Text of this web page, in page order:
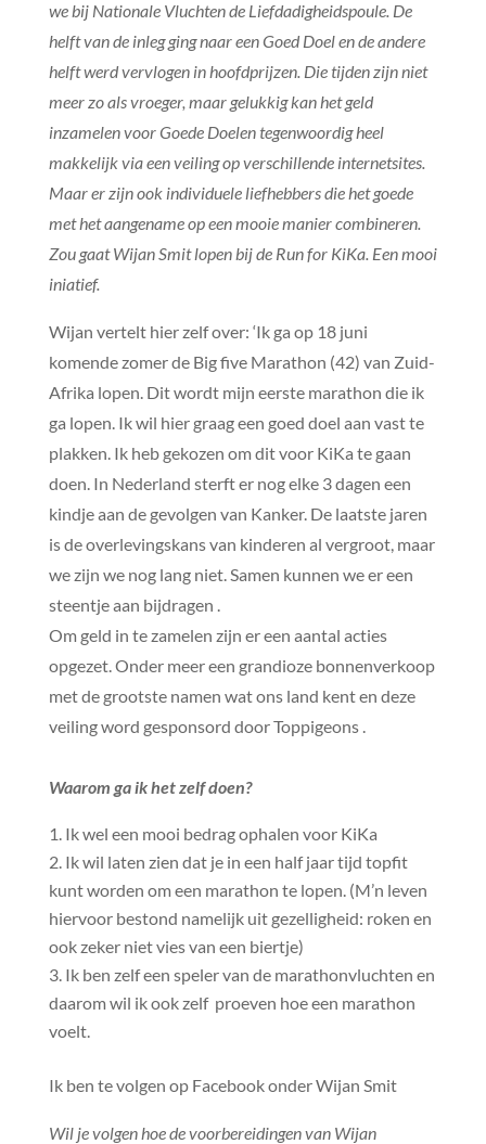
we bij Nationale Vluchten de Liefdadigheidspoule. De
helft van de inleg ging naar een Goed Doel en de andere
helft werd vervlogen in hoofdprijzen. Die tijden zijn niet
meer zo als vroeger, maar gelukkig kan het geld
inzamelen voor Goede Doelen tegenwoordig heel
makkelijk via een veiling op verschillende internetsites.
Maar er zijn ook individuele liefhebbers die het goede
met het aangename op een mooie manier combineren.
Zou gaat Wijan Smit lopen bij de Run for KiKa. Een mooi
iniatief.
Wijan vertelt hier zelf over: ‘Ik ga op 18 juni
komende zomer de Big five Marathon (42) van Zuid-
Afrika lopen. Dit wordt mijn eerste marathon die ik
ga lopen. Ik wil hier graag een goed doel aan vast te
plakken. Ik heb gekozen om dit voor KiKa te gaan
doen. In Nederland sterft er nog elke 3 dagen een
kindje aan de gevolgen van Kanker. De laatste jaren
is de overlevingskans van kinderen al vergroot, maar
we zijn we nog lang niet. Samen kunnen we er een
steentje aan bijdragen .
Om geld in te zamelen zijn er een aantal acties
opgezet. Onder meer een grandioze bonnenverkoop
met de grootste namen wat ons land kent en deze
veiling word gesponsord door Toppigeons .
Waarom ga ik het zelf doen?
Ik wel een mooi bedrag ophalen voor KiKa
Ik wil laten zien dat je in een half jaar tijd topfit
kunt worden om een marathon te lopen. (M’n leven
hiervoor bestond namelijk uit gezelligheid: roken en
ook zeker niet vies van een biertje)
Ik ben zelf een speler van de marathonvluchten en
daarom wil ik ook zelf proeven hoe een marathon
voelt.
Ik ben te volgen op Facebook onder Wijan Smit
Wil je volgen hoe de voorbereidingen van Wijan